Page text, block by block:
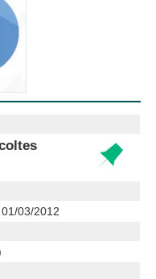
01/03/2012